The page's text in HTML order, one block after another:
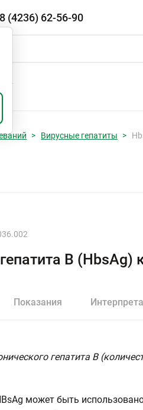
8 (4236) 62-56-90
Вирусные гепатиты
В (HbsAg)
Показания
гепатита В
может быть